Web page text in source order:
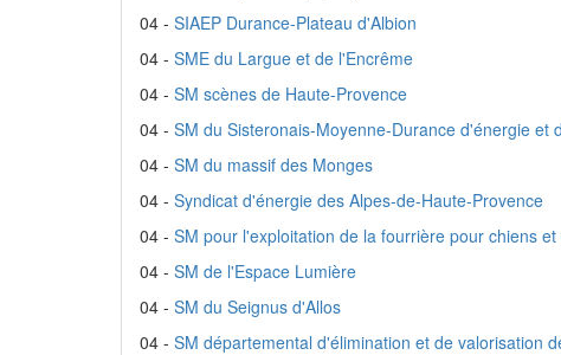
04 - SIAEP Durance-Plateau d'Albion
04 - SME du Largue et de l'Encrême
04 - SM scènes de Haute-Provence
04 - SM du Sisteronais-Moyenne-Durance d'énergie
04 - SM du massif des Monges
04 - Syndicat d'énergie des Alpes-de-Haute-Provence
04 - SM pour l'exploitation de la fourrière pour chiens
04 - SM de l'Espace Lumière
04 - SM du Seignus d'Allos
04 - SM départemental d'élimination et de valorisation